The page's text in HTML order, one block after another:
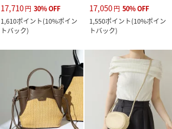
RS3715_DRZ1061422A0002
DRZ1061422A0002-8-1 RS3715)
17,710円 30%OFF
1,610ポイント(10%ポイン
トバック)
17,050円 50%OFF
1,550ポイント(10%ポイン
トバック)